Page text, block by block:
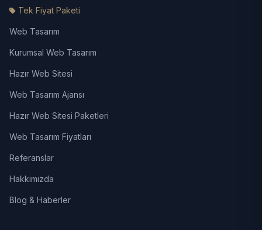
Tek Fiyat Paketi
Web Tasarım
Kurumsal Web Tasarım
Hazır Web Sitesi
Web Tasarım Ajansı
Hazır Web Sitesi Paketleri
Web Tasarım Fiyatları
Referanslar
Hakkımızda
Blog & Haberler